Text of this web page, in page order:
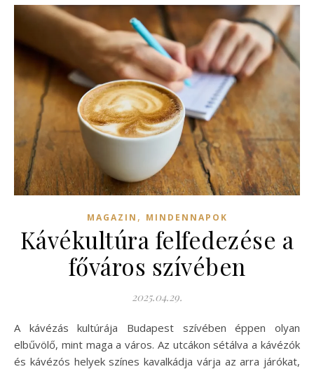
MAGAZIN , MINDENNAPOK
Kávékultúra felfedezése a
főváros szívében
2025.04.29.
A kávézás kultúrája Budapest szívében éppen olyan
elbűvölő, mint maga a város. Az utcákon sétálva a kávézók
és kávézós helyek színes kavalkádja várja az arra járókat,